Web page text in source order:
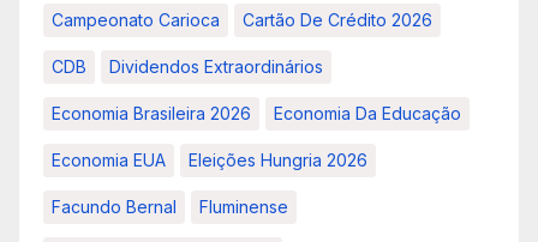
Campeonato Carioca Cartão De Crédito 2026
CDB Dividendos Extraordinários
Economia Brasileira 2026 Economia Da Educação
Economia EUA Eleições Hungria 2026
Facundo Bernal Fluminense